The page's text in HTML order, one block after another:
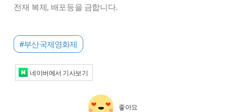
전재 복제, 배포등을 금합니다.
#부산국제영화제
네이버에서 기사보기
좋아요